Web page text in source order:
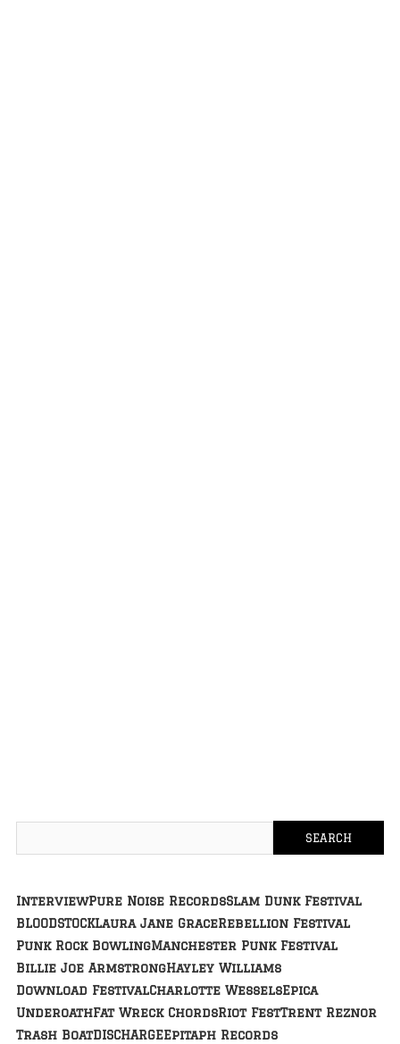
InterviewPure Noise RecordsSlam Dunk Festival
BLOODSTOCKLaura Jane GraceRebellion Festival
Punk Rock BowlingManchester Punk Festival
Billie Joe ArmstrongHayley Williams
Download FestivalCharlotte WesselsEpica
UnderoathFat Wreck ChordsRiot FestTrent Reznor
Trash BoatDISCHARGEEpitaph Records